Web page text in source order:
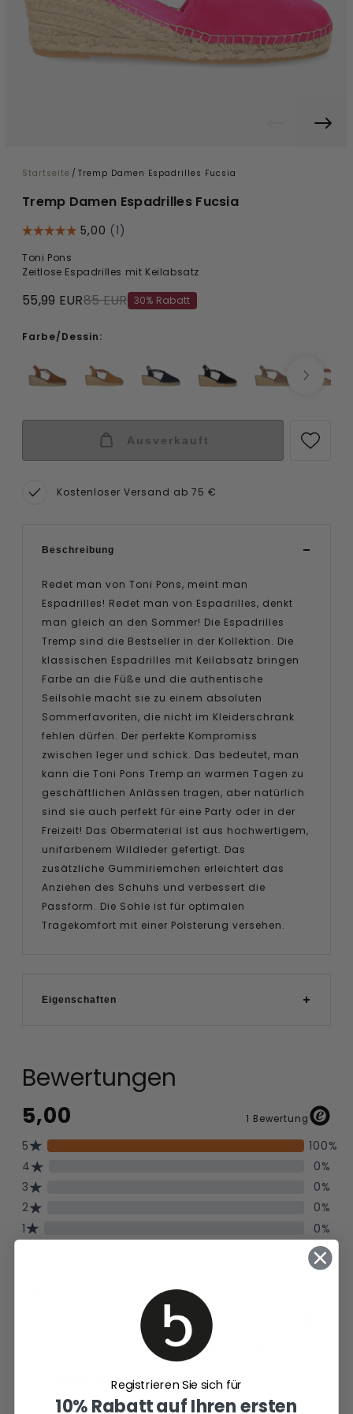
Startseite / Tremp Damen Espadrilles Fucsia
Tremp Damen Espadrilles Fucsia
Toni Pons
Zeitlose Espadrilles mit Keilabsatz
55,99 EUR85 EUR 30% Rabatt
Farbe/Dessin:
Ausverkauft
Kostenloser Versand ab 75 €
Beschreibung
Redet man von Toni Pons, meint man
Espadrilles! Redet man von Espadrilles, denkt
man gleich an den Sommer! Die Espadrilles
Tremp sind die Bestseller in der Kollektion. Die
klassischen Espadrilles mit Keilabsatz bringen
Farbe an die Füße und die authentische
Seilsohle macht sie zu einem absoluten
Sommerfavoriten, die nicht im Kleiderschrank
fehlen dürfen. Der perfekte Kompromiss
zwischen leger und schick. Das bedeutet, man
kann die Toni Pons Tremp an warmen Tagen zu
geschäftlichen Anlässen tragen, aber natürlich
sind sie auch perfekt für eine Party oder in der
Freizeit! Das Obermaterial ist aus hochwertigem,
unifarbenem Wildleder gefertigt. Das
zusätzliche Gummiriemchen erleichtert das
Anziehen des Schuhs und verbessert die
Passform. Die Sohle ist für optimalen
Tragekomfort mit einer Polsterung versehen.
Eigenschaften
Bewertungen
Registrieren Sie sich für
10% Rabatt auf Ihren ersten